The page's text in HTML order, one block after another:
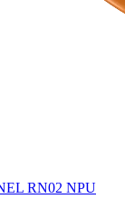
RN02 NPU